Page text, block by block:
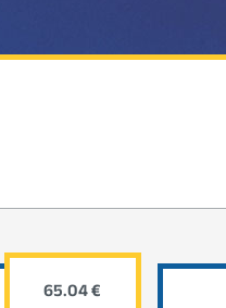
65.04 €